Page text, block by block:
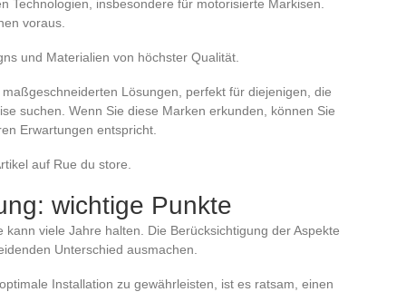
Technologien, insbesondere für motorisierte Markisen.
voraus.
und Materialien von höchster Qualität.
Lösungen, perfekt für diejenigen, die
suchen. Wenn Sie diese Marken erkunden, können Sie
Erwartungen entspricht.
auf Rue du store.
wichtige Punkte
viele Jahre halten. Die Berücksichtigung der Aspekte
Unterschied ausmachen.
Installation zu gewährleisten, ist es ratsam, einen